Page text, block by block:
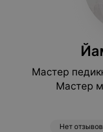
Мастер
Мастер
Нет отзывов